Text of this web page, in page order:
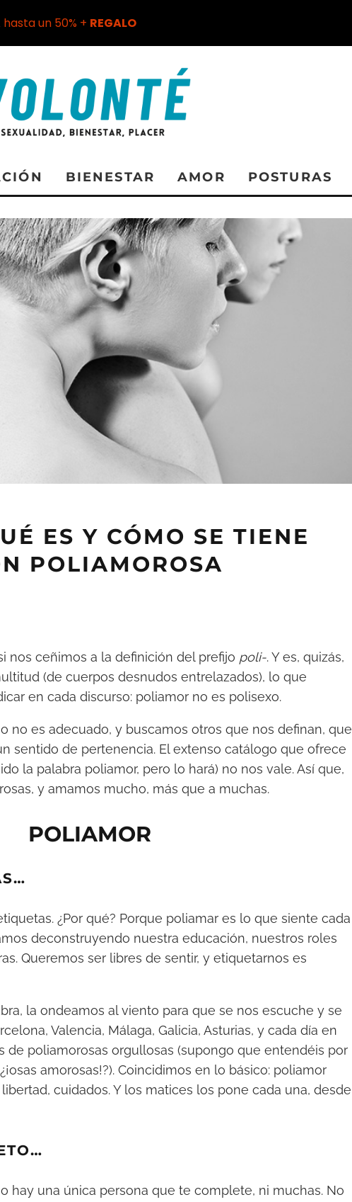
BIENESTAR AMOR POSTURAS
ES Y CÓMO SE TIENE
POLIAMOROSA
nos ceñimos a la definición del prefijo poli-. Y es, quizás,
(de cuerpos desnudos entrelazados), lo que
en cada discurso: poliamor no es polisexo.
no es adecuado, y buscamos otros que nos definan, que
sentido de pertenencia. El extenso catálogo que ofrece
la palabra poliamor, pero lo hará) no nos vale. Así que,
y amamos mucho, más que a muchas.
POLIAMOR
¿Por qué? Porque poliamar es lo que siente cada
deconstruyendo nuestra educación, nuestros roles
Queremos ser libres de sentir, y etiquetarnos es
la ondeamos al viento para que se nos escuche y se
Valencia, Málaga, Galicia, Asturias, y cada día en
de poliamorosas orgullosas (supongo que entendéis por
amorosas!?). Coincidimos en lo básico: poliamor
cuidados. Y los matices los pone cada una, desde
hay una única persona que te complete, ni muchas. No
hasta un 50% + REGALO